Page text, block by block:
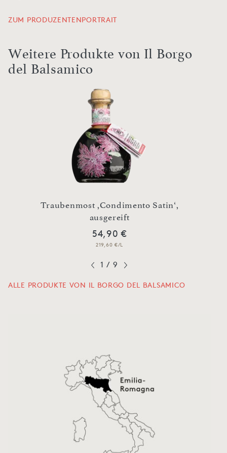
ZUM PRODUZENTENPORTRAIT
Weitere Produkte von Il Borgo
del Balsamico
Traubenmost ,Condimento Satin‘,
ausgereift
54,90 €
219,60 €/L
1 / 9
ALLE PRODUKTE VON IL BORGO DEL BALSAMICO